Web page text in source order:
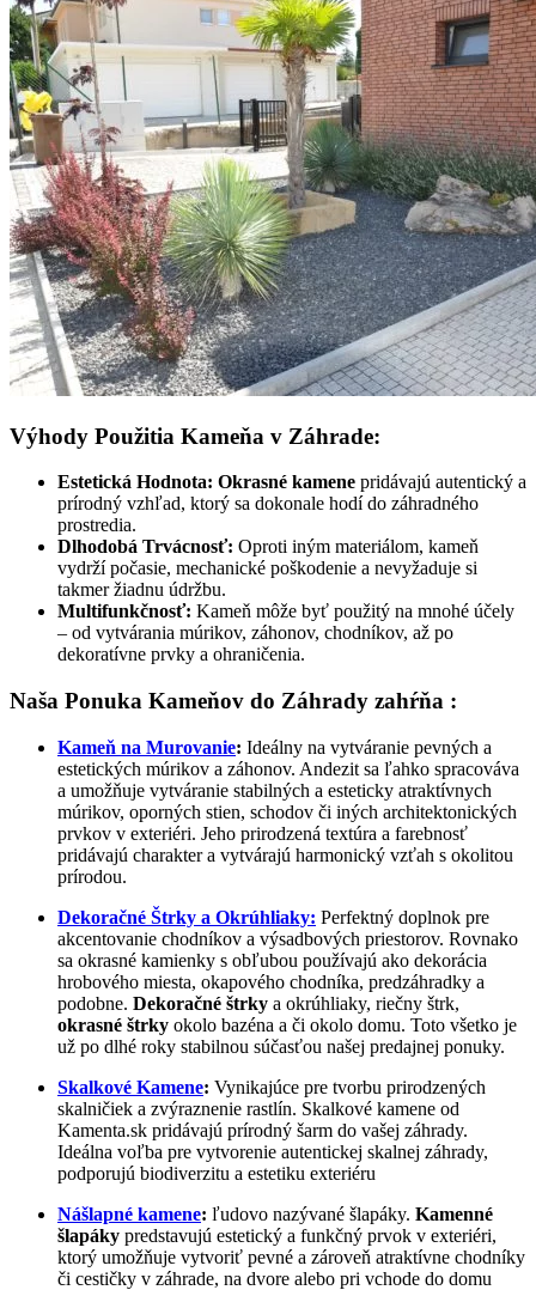
Výhody Použitia Kameňa v Záhrade:
Estetická Hodnota: Okrasné kamene pridávajú autentický a
prírodný vzhľad, ktorý sa dokonale hodí do záhradného
prostredia.
Dlhodobá Trvácnosť: Oproti iným materiálom, kameň
vydrží počasie, mechanické poškodenie a nevyžaduje si
takmer žiadnu údržbu.
Multifunkčnosť: Kameň môže byť použitý na mnohé účely
– od vytvárania múrikov, záhonov, chodníkov, až po
dekoratívne prvky a ohraničenia.
Naša Ponuka Kameňov do Záhrady zahŕňa :
Kameň na Murovanie: Ideálny na vytváranie pevných a
estetických múrikov a záhonov. Andezit sa ľahko spracováva
a umožňuje vytváranie stabilných a esteticky atraktívnych
múrikov, oporných stien, schodov či iných architektonických
prvkov v exteriéri. Jeho prirodzená textúra a farebnosť
pridávajú charakter a vytvárajú harmonický vzťah s okolitou
prírodou.
Dekoračné Štrky a Okrúhliaky: Perfektný doplnok pre
akcentovanie chodníkov a výsadbových priestorov. Rovnako
sa okrasné kamienky s obľubou používajú ako dekorácia
hrobového miesta, okapového chodníka, predzáhradky a
podobne. Dekoračné štrky a okrúhliaky, riečny štrk,
okrasné štrky okolo bazéna a či okolo domu. Toto všetko je
už po dlhé roky stabilnou súčasťou našej predajnej ponuky.
Skalkové Kamene: Vynikajúce pre tvorbu prirodzených
skalničiek a zvýraznenie rastlín. Skalkové kamene od
Kamenta.sk pridávajú prírodný šarm do vašej záhrady.
Ideálna voľba pre vytvorenie autentickej skalnej záhrady,
podporujú biodiverzitu a estetiku exteriéru
Nášlapné kamene: ľudovo nazývané šlapáky. Kamenné
šlapáky predstavujú estetický a funkčný prvok v exteriéri,
ktorý umožňuje vytvoriť pevné a zároveň atraktívne chodníky
či cestičky v záhrade, na dvore alebo pri vchode do domu